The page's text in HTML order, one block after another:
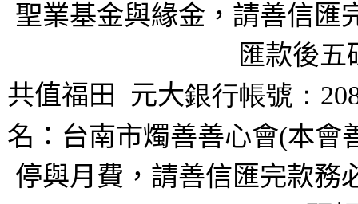
聖業基金與緣金，請善信匯
匯款後五
共值福田
元大銀行帳號：
名：台南市燭善善心會(本會
停與月費，請善信匯完款務